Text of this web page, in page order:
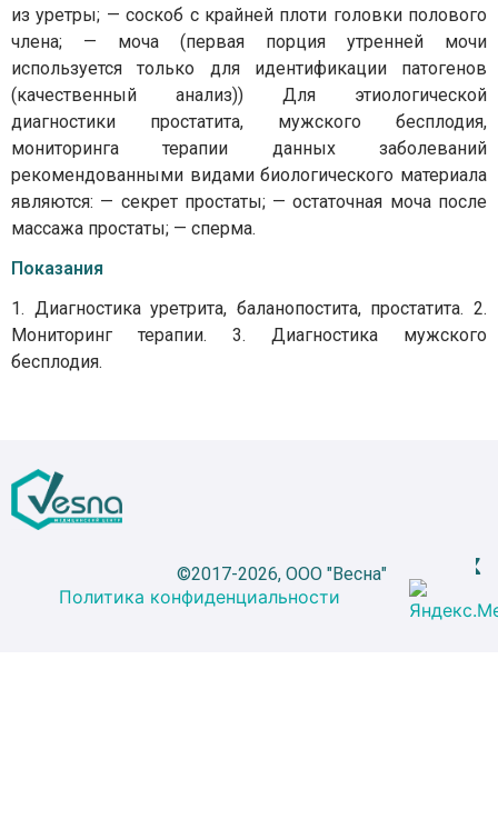
из уретры; — соскоб с крайней плоти головки полового
члена; — моча (первая порция утренней мочи
используется только для идентификации патогенов
(качественный анализ)) Для этиологической
диагностики простатита, мужского бесплодия,
мониторинга терапии данных заболеваний
рекомендованными видами биологического материала
являются: — секрет простаты; — остаточная моча после
массажа простаты; — сперма.
Показания
1. Диагностика уретрита, баланопостита, простатита. 2.
Мониторинг терапии. 3. Диагностика мужского
бесплодия.
©2017-2026, ООО "Весна"
Политика конфиденциальности